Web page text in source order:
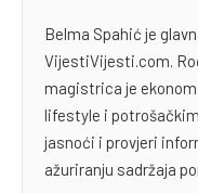
Belma Spahić je
VijestiVijesti.com.
magistrica je
lifestyle i
jasnoći i provjeri
ažuriranju sadržaja